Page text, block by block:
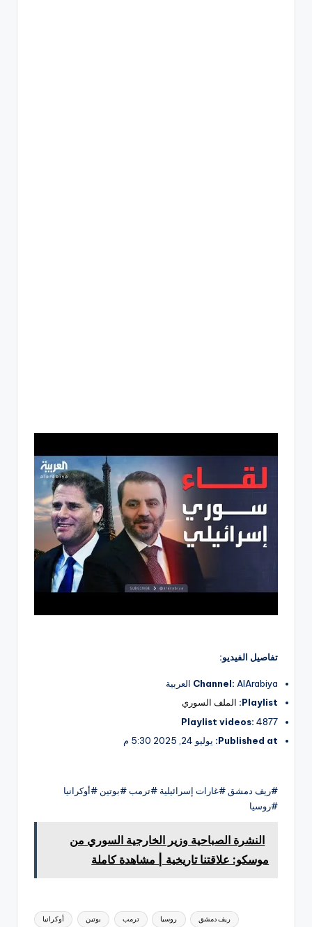
تفاصيل الفيديو:
Channel: AlArabiya العربية
Playlist: الملف السوري
Playlist videos: 4877
Published at: يوليو 24, 2025 5:30 م
#ريف دمشق #غارات إسرائيلية #ترمب #بوتين #أوكرانيا
#روسيا
النشرة الصباحية وزير الخارجية السوري من
موسكو: علاقتنا تاريخية | مشاهدة كاملة
أوكرانيا بوتين ترمب روسيا ريف دمشق